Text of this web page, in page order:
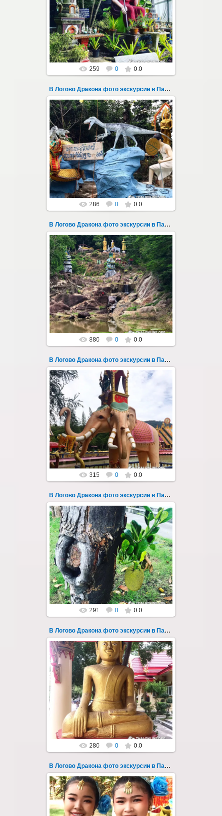
"В Логово Дракона" авторский
мистический приключенческий тур из
Паттайи на целый день - фото 148
Всего лишь в ...
Thai-Online
259 0 0.0
В Логово Дракона фото экскурсии в Паттайе 149
30.08.2022
"В Логово Дракона" авторский
мистический приключенческий тур из
Паттайи на целый день - фото 149
Всего лишь в ...
Thai-Online
286 0 0.0
В Логово Дракона фото экскурсии в Паттайе 15
28.07.2019
"В Логово Дракона" авторский
мистический приключенческий тур из
Паттайи на целый день - фото 15
Всего лишь в ч...
Thai-Online
880 0 0.0
В Логово Дракона фото экскурсии в Паттайе 150
30.08.2022
"В Логово Дракона" авторский
мистический приключенческий тур из
Паттайи на целый день - фото 150
Всего лишь в ...
Thai-Online
315 0 0.0
В Логово Дракона фото экскурсии в Паттайе 151
30.08.2022
"В Логово Дракона" авторский
мистический приключенческий тур из
Паттайи на целый день - фото 151
Всего лишь в ...
Thai-Online
291 0 0.0
В Логово Дракона фото экскурсии в Паттайе 152
30.08.2022
"В Логово Дракона" авторский
мистический приключенческий тур из
Паттайи на целый день - фото 152
Всего лишь в ...
Thai-Online
280 0 0.0
В Логово Дракона фото экскурсии в Паттайе 153
30.08.2022